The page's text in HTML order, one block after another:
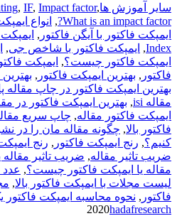
سایر آموزش ها , IF, Impact factor,
What is an impact factor?
, انواع
ایمپکت فاکتور با آیگن فاکتور ,
Index
, ایمپکت فاکتور با شاخص جی,
ایمپکت فاکتور چیست؟, ایمپکت
فاکتور , بهترین ایمپکت فاکتور ,
بهترین ایمپکت فاکتور در چاپ مقاله
مقاله isi
, بهترین ایمپکت فاکتور در
ایمپکت فاکتور مقاله, چاپ سریع
فاکتور بالا, چگونه مقاله مان را در
کنیم؟, رنج ایمپکت فاکتور , رنج
ضریب تاثیر مقاله, ضریب تاثیر مقاله
مقاله یا ایمپکت فاکتور چیست؟, عدد
لیست مجلات با ایمپکت فاکتور بالا,
فاکتور , نحوه محاسبه ایمپکت فاکتور
2020hadafresearch